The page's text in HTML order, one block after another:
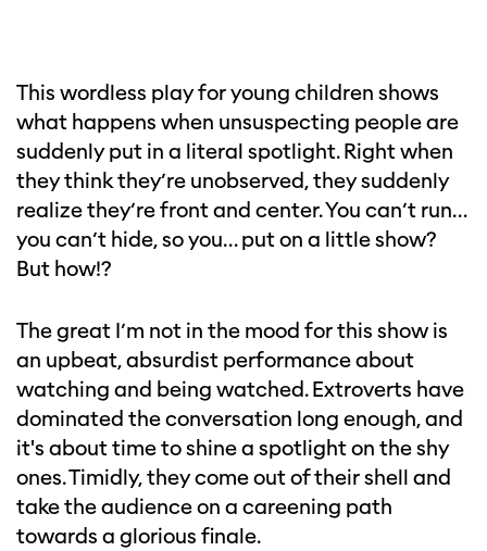
This wordless play for young children shows
what happens when unsuspecting people are
suddenly put in a literal spotlight. Right when
they think they’re unobserved, they suddenly
realize they’re front and center. You can’t run…
you can’t hide, so you… put on a little show?
But how!?
The great I’m not in the mood for this show is
an upbeat, absurdist performance about
watching and being watched. Extroverts have
dominated the conversation long enough, and
it's about time to shine a spotlight on the shy
ones. Timidly, they come out of their shell and
take the audience on a careening path
towards a glorious finale.